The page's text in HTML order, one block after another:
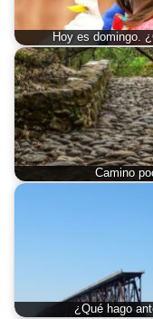
Hoy es domingo.
Camino
¿Qué hago